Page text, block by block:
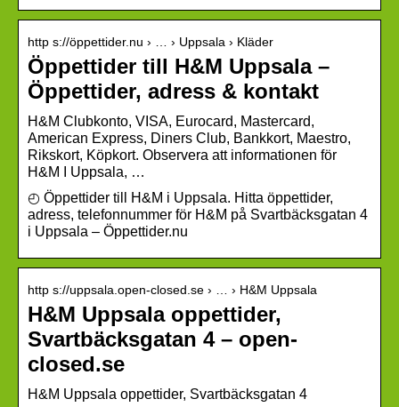
http s://öppettider.nu › … › Uppsala › Kläder
Öppettider till H&M Uppsala –
Öppettider, adress & kontakt
H&M Clubkonto, VISA, Eurocard, Mastercard,
American Express, Diners Club, Bankkort, Maestro,
Rikskort, Köpkort. Observera att informationen för
H&M I Uppsala, …
◴ Öppettider till H&M i Uppsala. Hitta öppettider,
adress, telefonnummer för H&M på Svartbäcksgatan 4
i Uppsala – Öppettider.nu
http s://uppsala.open-closed.se › … › H&M Uppsala
H&M Uppsala oppettider,
Svartbäcksgatan 4 – open-
closed.se
H&M Uppsala oppettider, Svartbäcksgatan 4